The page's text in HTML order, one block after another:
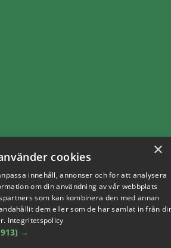
×
cookies
innehåll, annonser och för att analysera
om din användning av vår webbplats
som kan kombinera den med annan
dem eller som de har samlat in från
Integritetspolicy
→